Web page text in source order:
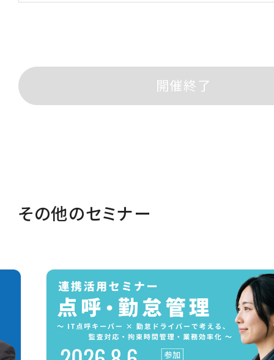
開催終了
その他のセミナー